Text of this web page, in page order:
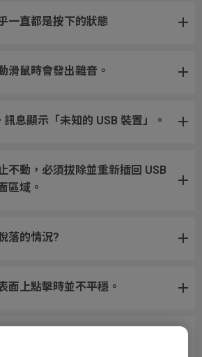
一直都是按下的狀態
滑鼠時會發出雜音。
息顯示「未知的 USB 裝置」。
不動，必須拔除並重新插回 USB
區域。
落的情況?
面上點擊時並不平穩。